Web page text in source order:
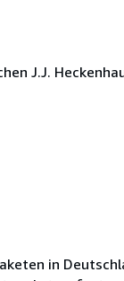
J.J.
in